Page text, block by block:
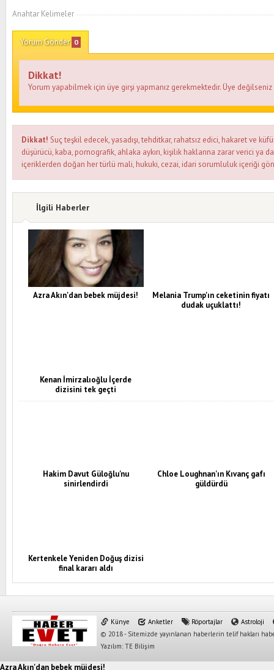
Anahtar Kelimeler
Yorum Gönder 0
Dikkat!
Yorum yapabilmek için üye girşi yapmanız gerekmektedir. Üye
Dikkat! Suç teşkil edecek, yasadışı, tehditkar, rahatsız edici, hakaret ve
düşürücü, kaba, pornografik, ahlaka aykırı, kişilik haklarına zarar verici ya
içeriklerden doğan her türlü mali, hukuki, cezai, idari sorumluluk içeriği
İlgili Haberler
Azra Akın'dan bebek müjdesi!
Melania Trump'ın ceketinin fiyatı
dudak uçuklattı!
Kenan İmirzalıoğlu İçerde
dizisini tek geçti
Hakim Davut Güloğlu'nu
sinirlendirdi
Chloe Loughnan'ın Kıvanç gafı
güldürdü
Kertenkele Yeniden Doğuş dizisi
final kararı aldı
Künye Anketler Röportajlar
Astroloji
© 2018 - Sitemizde yayınlanan haberlerin telif hakları
Yazılım: TE Bilişim
Azra Akın'dan bebek müjdesi!